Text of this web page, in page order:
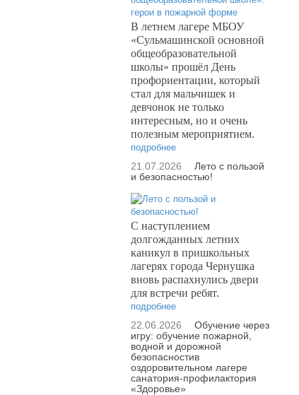
В летнем лагере МБОУ
«Сульмашинской основной
общеобразовательной
школы» прошёл День
профориентации, который
стал для мальчишек и
девчонок не только
интересным, но и очень
полезным мероприятием.
подробнее
21.07.2026
Лето с пользой
и безопасностью!
С наступлением
долгожданных летних
каникул в пришкольных
лагерях города Чернушка
вновь распахнулись двери
для встречи ребят.
подробнее
22.06.2026
Обучение через
игру: обучение пожарной,
водной и дорожной
безопасностив
оздоровительном лагере
санатория-профилактория
«Здоровье»